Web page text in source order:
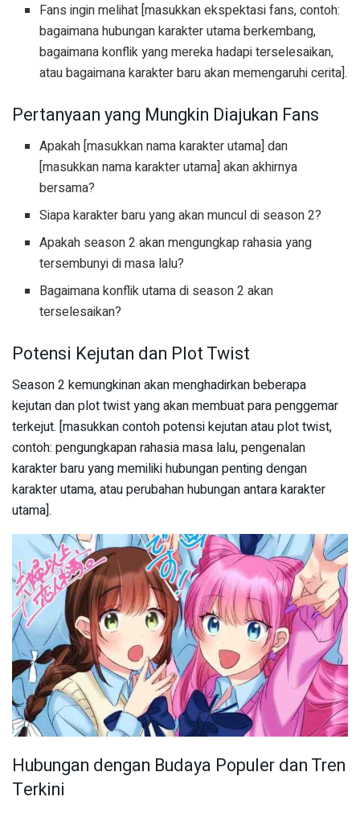
Fans ingin melihat [masukkan ekspektasi fans, contoh:
bagaimana hubungan karakter utama berkembang,
bagaimana konflik yang mereka hadapi terselesaikan,
atau bagaimana karakter baru akan memengaruhi cerita].
Pertanyaan yang Mungkin Diajukan Fans
Apakah [masukkan nama karakter utama] dan
[masukkan nama karakter utama] akan akhirnya
bersama?
Siapa karakter baru yang akan muncul di season 2?
Apakah season 2 akan mengungkap rahasia yang
tersembunyi di masa lalu?
Bagaimana konflik utama di season 2 akan
terselesaikan?
Potensi Kejutan dan Plot Twist
Season 2 kemungkinan akan menghadirkan beberapa
kejutan dan plot twist yang akan membuat para penggemar
terkejut. [masukkan contoh potensi kejutan atau plot twist,
contoh: pengungkapan rahasia masa lalu, pengenalan
karakter baru yang memiliki hubungan penting dengan
karakter utama, atau perubahan hubungan antara karakter
utama].
Hubungan dengan Budaya Populer dan Tren
Terkini